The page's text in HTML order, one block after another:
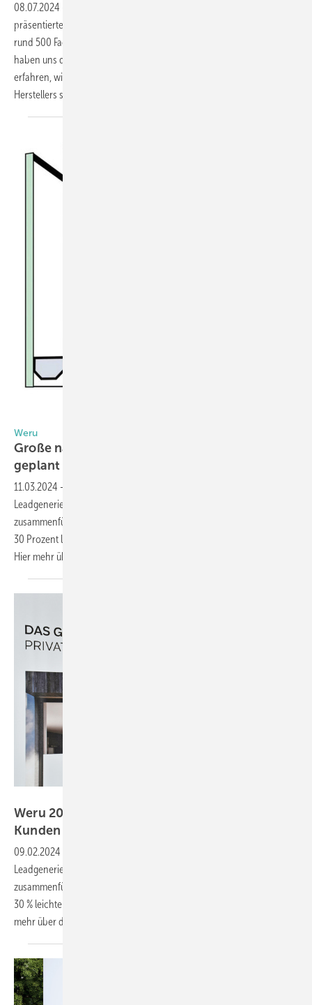
08.07.2024
präsentierte letzte Woche der traditionsreiche Fensterhersteller Weru
rund 500 Fachhandels-Partnern sein neues Fensterportfolio. Wir
haben uns die neue Fenster-Produktfamilie genauer angesehen und
erfahren, wie es um die Lieferfähigkeit des Hochwasser-gebeutelten
Herstellers steht.
Weru
Große nachhaltige Änderungen für 2024
geplant
11.03.2024 -
Leadgenerierungsplattform sollen Händler und Kunden effizient
zusammenführt werden. Außerdem macht der Anbieter Fenster jetzt
30 Prozent leichter und bringt ein neues Fenstersystem in den Markt.
Hier mehr über die Weru-Strategie
Weru 2024: leichtes Glas, Leadgenerierung für
Kunden und ein neues
09.02.2024
Leadgenerierungsplattform sollen Händler und Kunden effizient
zusammenführt werden. Außerdem macht der Anbieter Fenster jetzt
30 % leichter und bringt ein neues Fenstersystem in den Markt. Hier
mehr über die Weru-Strategie 2024